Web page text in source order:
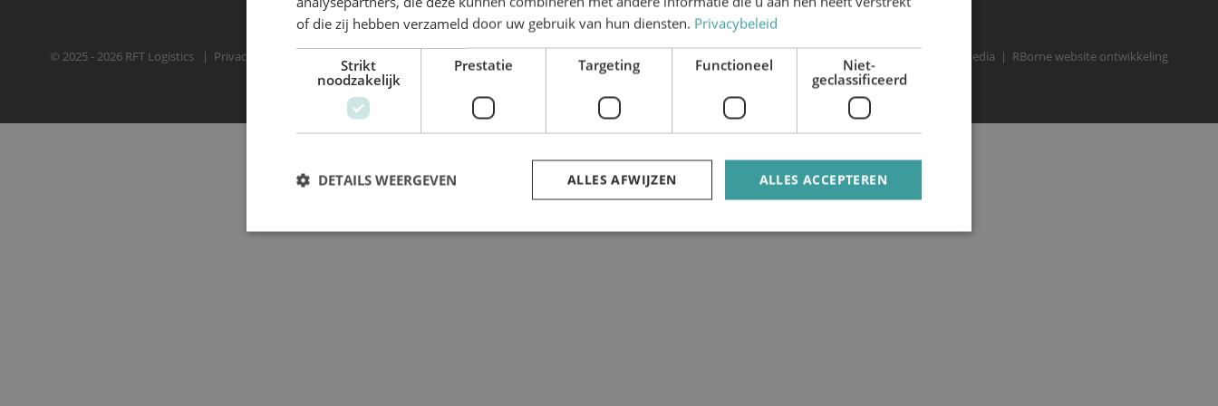
© 2025 - 2026 RFT Logistics Privacy statement Realisatie: RB-Media RBorne website ontwikkeling
of die zij hebben verzameld door uw gebruik van hun diensten. Privacybeleid
Strikt
noodzakelijk
Prestatie Targeting Functioneel
Niet-
geclassificeerd
ALLES ACCEPTEREN
ALLES AFWIJZEN
DETAILS WEERGEVEN